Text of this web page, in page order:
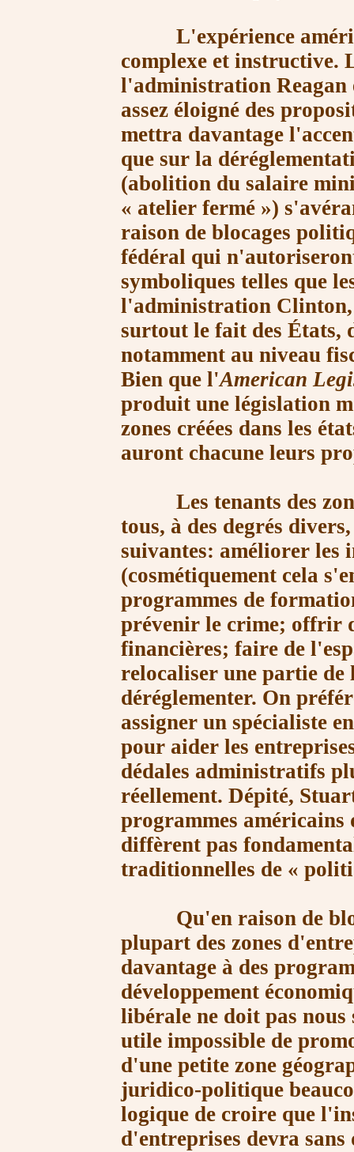
L'expérience
complexe et instructive.
l'administration Reagan
assez éloigné des
mettra davantage
que sur la
(abolition du salaire
« atelier fermé »)
raison de blocages
fédéral qui
symboliques telles que
l'administration Clinton,
surtout le fait des États,
notamment au niveau
Bien que l'American
produit une législation
zones créées dans les
auront chacune leurs
Les tenants des
tous, à des degrés
suivantes: améliorer
(cosmétiquement cela
programmes de
prévenir le crime; offrir
financières; faire de
relocaliser une partie
déréglementer. On
assigner un spécialiste
pour aider les
dédales administratifs
réellement. Dépité,
programmes américains
diffèrent pas
traditionnelles de «
Qu'en raison de
plupart des zones
davantage à des
développement
libérale ne doit pas
utile impossible de
d'une petite zone
juridico-politique
logique de croire que
d'entreprises devra